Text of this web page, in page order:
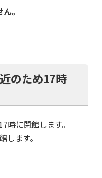
。
のため17時
時に閉館します。
します。